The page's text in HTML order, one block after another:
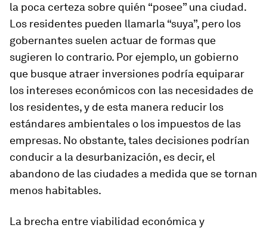
la poca certeza sobre quién “posee” una ciudad.
Los residentes pueden llamarla “suya”, pero los
gobernantes suelen actuar de formas que
sugieren lo contrario. Por ejemplo, un gobierno
que busque atraer inversiones podría equiparar
los intereses económicos con las necesidades de
los residentes, y de esta manera reducir los
estándares ambientales o los impuestos de las
empresas. No obstante, tales decisiones podrían
conducir a la desurbanización, es decir, el
abandono de las ciudades a medida que se tornan
menos habitables.
La brecha entre viabilidad económica y